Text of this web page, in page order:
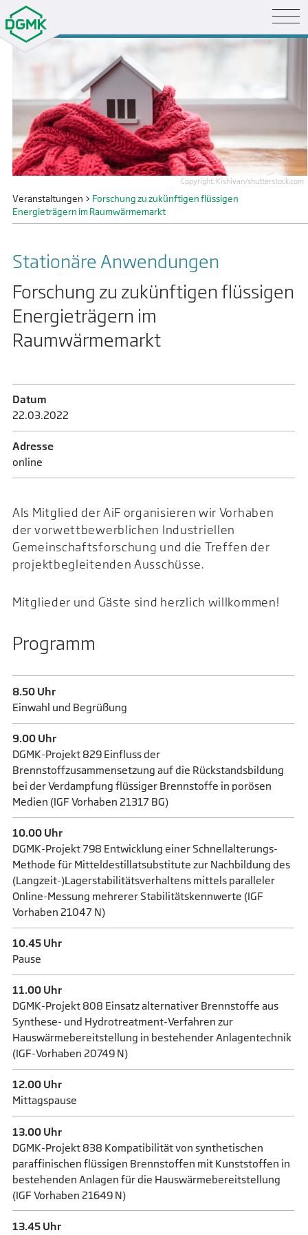
Copyright: Kishivan/shutterstock.com
Veranstaltungen > Forschung zu zukünftigen flüssigen
Energieträgern im Raumwärmemarkt
Stationäre Anwendungen
Forschung zu zukünftigen flüssigen
Energieträgern im
Raumwärmemarkt
Datum
22.03.­2022
Adresse
online
Als Mitglied der AiF organisieren wir Vorhaben
der vorwettbewerblichen Industriellen
Gemeinschaftsforschung und die Treffen der
projektbegleitenden Ausschüsse.
Mitglieder und Gäste sind herzlich willkommen!
Programm
8.50 Uhr
Einwahl und Begrüßung
9.00 Uhr
DGMK-Projekt 829 Einfluss der
Brennstoffzusammensetzung auf die Rückstandsbildung
bei der Verdampfung flüssiger Brennstoffe in porösen
Medien (IGF Vorhaben 21317 BG)
10.00 Uhr
DGMK-Projekt 798 Entwicklung einer Schnellalterungs-
Methode für Mitteldestillatsubstitute zur Nachbildung des
(Langzeit-)Lagerstabilitätsverhaltens mittels paralleler
Online-Messung mehrerer Stabilitätskennwerte (IGF
Vorhaben 21047 N)
10.45 Uhr
Pause
11.00 Uhr
DGMK-Projekt 808 Einsatz alternativer Brennstoffe aus
Synthese- und Hydrotreatment-Verfahren zur
Hauswärmebereitstellung in bestehender Anlagentechnik
(IGF-Vorhaben 20749 N)
12.00 Uhr
Mittagspause
13.00 Uhr
DGMK-Projekt 838 Kompatibilität von synthetischen
paraffinischen flüssigen Brennstoffen mit Kunststoffen in
bestehenden Anlagen für die Hauswärmebereitstellung
(IGF Vorhaben 21649 N)
13.45 Uhr